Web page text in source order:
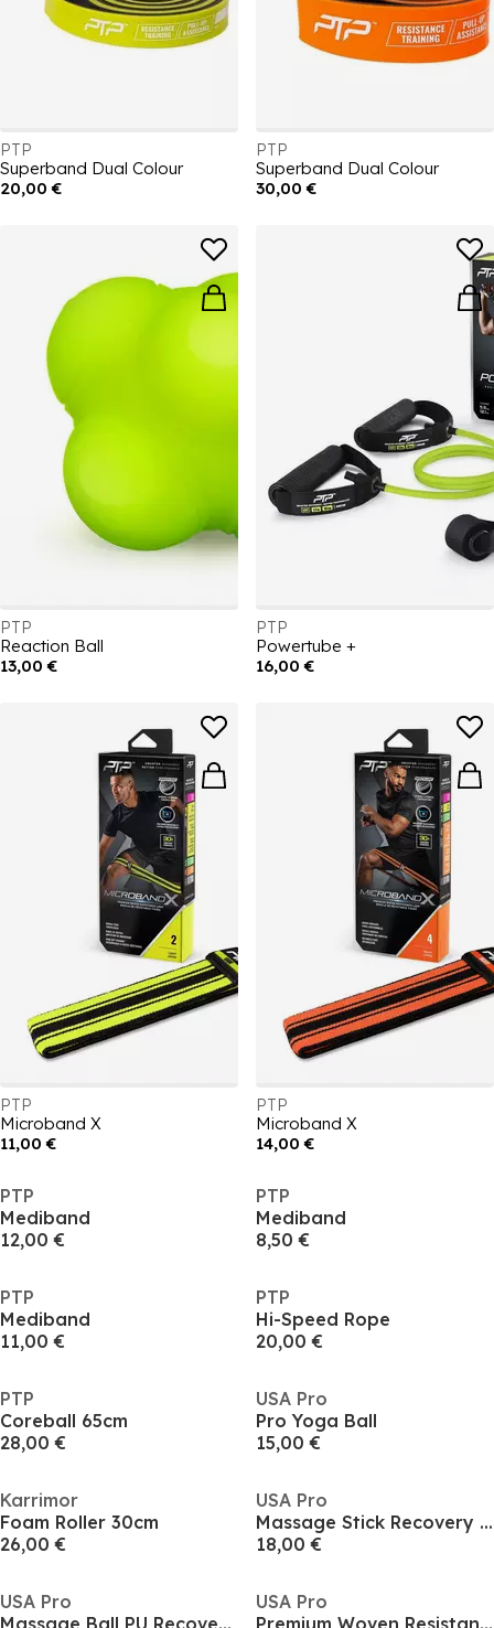
PTP
Superband Dual Colour
20,00 €
PTP
Superband Dual Colour
30,00 €
PTP
Reaction Ball
13,00 €
PTP
Powertube +
16,00 €
PTP
Microband X
11,00 €
PTP
Microband X
14,00 €
PTP
Mediband
12,00 €
PTP
Mediband
8,50 €
PTP
Mediband
11,00 €
PTP
Hi-Speed Rope
20,00 €
PTP
Coreball 65cm
28,00 €
USA Pro
Pro Yoga Ball
15,00 €
Karrimor
Foam Roller 30cm
26,00 €
USA Pro
Massage Stick Recovery Roller
18,00 €
USA Pro
Massage Ball PU Recovery Roller
USA Pro
Premium Woven Resistance Band Trio